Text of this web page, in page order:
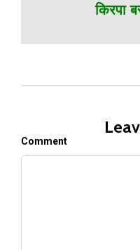
किरपा
Comment